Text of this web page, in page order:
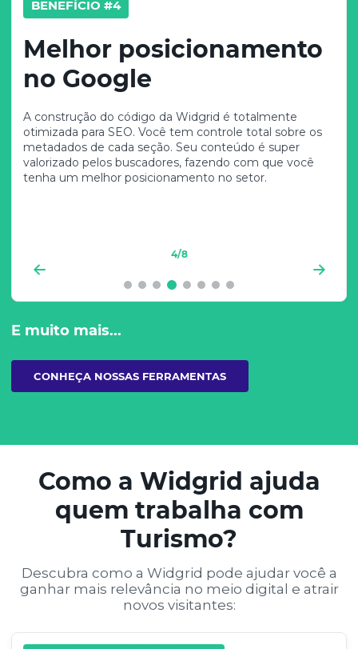
BENEFÍCIO #4
Melhor posicionamento
no Google
A construção do código da Widgrid é totalmente
otimizada para SEO. Você tem controle total sobre os
metadados de cada seção. Seu conteúdo é super
valorizado pelos buscadores, fazendo com que você
tenha um melhor posicionamento no setor.
4/8
E muito mais...
CONHEÇA NOSSAS FERRAMENTAS
Como a Widgrid ajuda
quem trabalha com
Turismo?
Descubra como a Widgrid pode ajudar você a
ganhar mais relevância no meio digital e atrair
novos visitantes: